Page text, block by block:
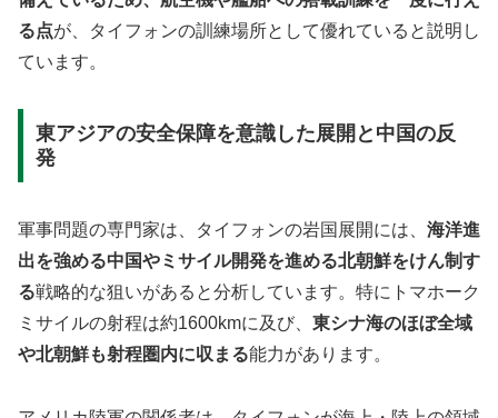
る点が、タイフォンの訓練場所として優れていると説明し
ています。
東アジアの安全保障を意識した展開と中国の反
発
軍事問題の専門家は、タイフォンの岩国展開には、 海洋進
出を強める中国やミサイル開発を進める北朝鮮をけん制す
る戦略的な狙いがあると分析しています。特にトマホーク
ミサイルの射程は約1600kmに及び、 東シナ海のほぼ全域
や北朝鮮も射程圏内に収まる能力があります。